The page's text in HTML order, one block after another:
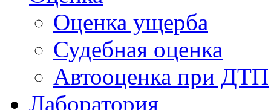
Оценка ущерба
Судебная оценка
Автооценка при ДТП
Лаборатория